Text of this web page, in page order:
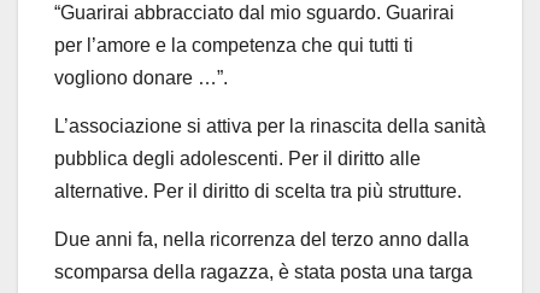
“Guarirai abbracciato dal mio sguardo. Guarirai
per l’amore e la competenza che qui tutti ti
vogliono donare …”.
L’associazione si attiva per la rinascita della sanità
pubblica degli adolescenti. Per il diritto alle
alternative. Per il diritto di scelta tra più strutture.
Due anni fa, nella ricorrenza del terzo anno dalla
scomparsa della ragazza, è stata posta una targa